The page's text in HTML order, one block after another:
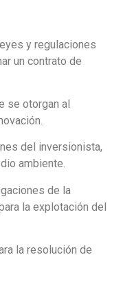
y regulaciones
un contrato de
se otorgan al
del inversionista,
ambiente.
de la
la explotación del
la resolución de